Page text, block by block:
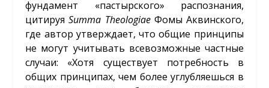
фундамент «пастырского» распознания,
цитируяSumma Theologiae Фомы Аквинского,
где автор утверждает, что общие принципы
не могут учитывать всевозможные частные
случаи: «Хотя существует потребность в
общих принципах, чем более углубляешься в